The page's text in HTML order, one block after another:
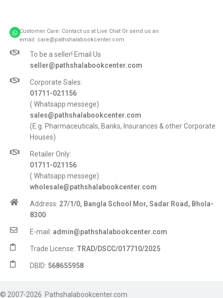
Customer Care: Contact us at Live Chat Or send us an
email: care@pathshalabookcenter.com
To be a seller! Email Us
seller@pathshalabookcenter.com
Corporate Sales:
01711-021156
( Whatsapp messege)
sales@pathshalabookcenter.com
(E.g. Pharmaceuticals, Banks, Insurances & other Corporate
Houses)
Retailer Only:
01711-021156
( Whatsapp messege)
wholesale@pathshalabookcenter.com
Address: 27/1/0, Bangla School Mor, Sadar Road, Bhola-
8300
E-mail: admin@pathshalabookcenter.com
Trade License: TRAD/DSCC/017710/2025
DBID: 568655958
© 2007-2026 Pathshalabookcenter.com